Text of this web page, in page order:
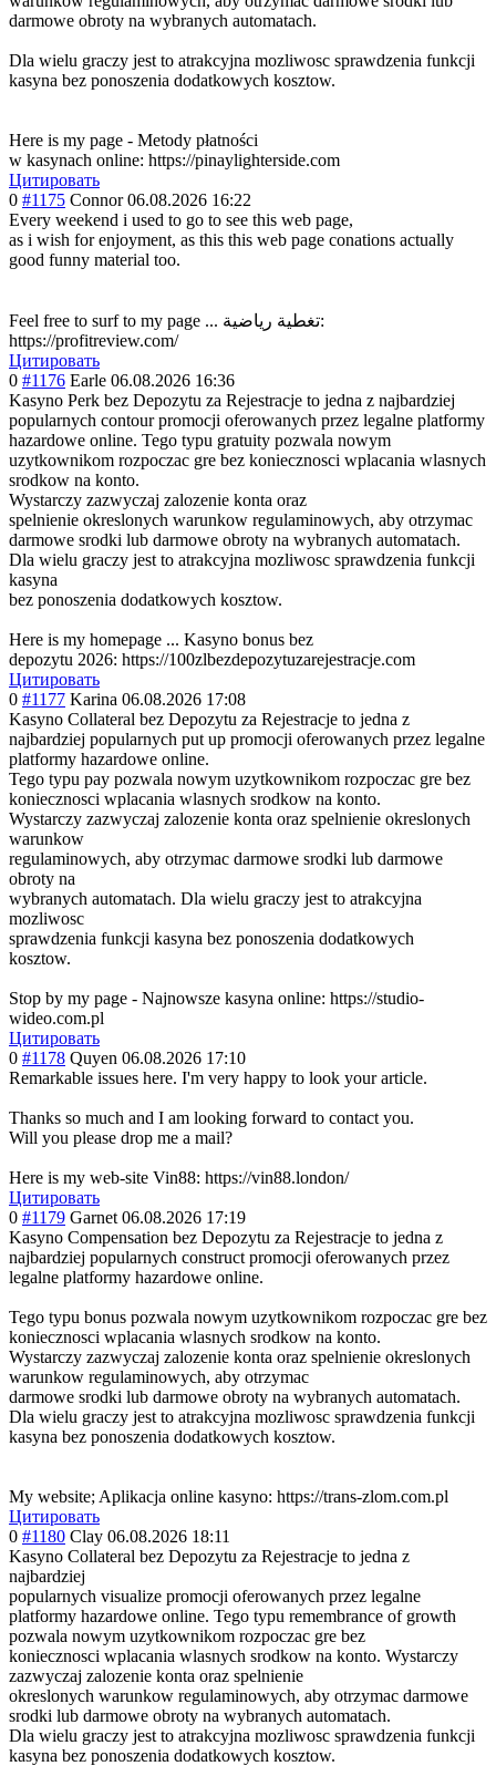
darmowe obroty na wybranych automatach.
Dla wielu graczy jest to atrakcyjna mozliwosc sprawdzenia funkcji
kasyna bez ponoszenia dodatkowych kosztow.
Here is my page - Metody płatności
w kasynach online: https://pinaylighterside.com
Цитировать
0 #1175 Connor 06.08.2026 16:22
Every weekend i used to go to see this web page,
as i wish for enjoyment, as this this web page conations actually
good funny material too.
Feel free to surf to my page ... تغطية رياضية:
https://profitreview.com/
Цитировать
0 #1176 Earle 06.08.2026 16:36
Kasyno Perk bez Depozytu za Rejestracje to jedna z najbardziej
popularnych contour promocji oferowanych przez legalne platformy
hazardowe online. Tego typu gratuity pozwala nowym
uzytkownikom rozpoczac gre bez koniecznosci wplacania wlasnych
srodkow na konto.
Wystarczy zazwyczaj zalozenie konta oraz
spelnienie okreslonych warunkow regulaminowych, aby otrzymac
darmowe srodki lub darmowe obroty na wybranych automatach.
Dla wielu graczy jest to atrakcyjna mozliwosc sprawdzenia funkcji
kasyna
bez ponoszenia dodatkowych kosztow.
Here is my homepage ... Kasyno bonus bez
depozytu 2026: https://100zlbezdepozytuzarejestracje.com
Цитировать
0 #1177 Karina 06.08.2026 17:08
Kasyno Collateral bez Depozytu za Rejestracje to jedna z
najbardziej popularnych put up promocji oferowanych przez legalne
platformy hazardowe online.
Tego typu pay pozwala nowym uzytkownikom rozpoczac gre bez
koniecznosci wplacania wlasnych srodkow na konto.
Wystarczy zazwyczaj zalozenie konta oraz spelnienie okreslonych
warunkow
regulaminowych, aby otrzymac darmowe srodki lub darmowe
obroty na
wybranych automatach. Dla wielu graczy jest to atrakcyjna
mozliwosc
sprawdzenia funkcji kasyna bez ponoszenia dodatkowych
kosztow.
Stop by my page - Najnowsze kasyna online: https://studio-
wideo.com.pl
Цитировать
0 #1178 Quyen 06.08.2026 17:10
Remarkable issues here. I'm very happy to look your article.
Thanks so much and I am looking forward to contact you.
Will you please drop me a mail?
Here is my web-site Vin88: https://vin88.london/
Цитировать
0 #1179 Garnet 06.08.2026 17:19
Kasyno Compensation bez Depozytu za Rejestracje to jedna z
najbardziej popularnych construct promocji oferowanych przez
legalne platformy hazardowe online.
Tego typu bonus pozwala nowym uzytkownikom rozpoczac gre bez
koniecznosci wplacania wlasnych srodkow na konto.
Wystarczy zazwyczaj zalozenie konta oraz spelnienie okreslonych
warunkow regulaminowych, aby otrzymac
darmowe srodki lub darmowe obroty na wybranych automatach.
Dla wielu graczy jest to atrakcyjna mozliwosc sprawdzenia funkcji
kasyna bez ponoszenia dodatkowych kosztow.
My website; Aplikacja online kasyno: https://trans-zlom.com.pl
Цитировать
0 #1180 Clay 06.08.2026 18:11
Kasyno Collateral bez Depozytu za Rejestracje to jedna z
najbardziej
popularnych visualize promocji oferowanych przez legalne
platformy hazardowe online. Tego typu remembrance of growth
pozwala nowym uzytkownikom rozpoczac gre bez
koniecznosci wplacania wlasnych srodkow na konto. Wystarczy
zazwyczaj zalozenie konta oraz spelnienie
okreslonych warunkow regulaminowych, aby otrzymac darmowe
srodki lub darmowe obroty na wybranych automatach.
Dla wielu graczy jest to atrakcyjna mozliwosc sprawdzenia funkcji
kasyna bez ponoszenia dodatkowych kosztow.